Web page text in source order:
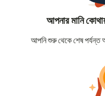
আপনার মানি
আপনি শুরু থেকে শেষ পর্যন্ত